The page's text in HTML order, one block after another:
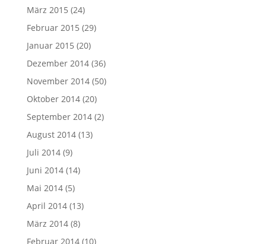
März 2015 (24)
Februar 2015 (29)
Januar 2015 (20)
Dezember 2014(36)
November 2014(50)
Oktober 2014(20)
September 2014(2)
August 2014(13)
Juli 2014(9)
Juni 2014(14)
Mai 2014(5)
April 2014(13)
März 2014(8)
Februar 2014(10)